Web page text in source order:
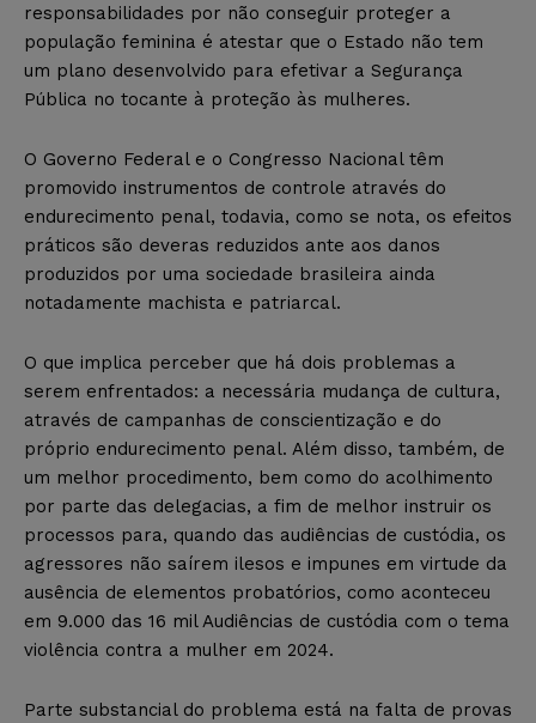
responsabilidades por não conseguir proteger a
população feminina é atestar que o Estado não tem
um plano desenvolvido para efetivar a Segurança
Pública no tocante à proteção às mulheres.
O Governo Federal e o Congresso Nacional têm
promovido instrumentos de controle através do
endurecimento penal, todavia, como se nota, os efeitos
práticos são deveras reduzidos ante aos danos
produzidos por uma sociedade brasileira ainda
notadamente machista e patriarcal.
O que implica perceber que há dois problemas a
serem enfrentados: a necessária mudança de cultura,
através de campanhas de conscientização e do
próprio endurecimento penal. Além disso, também, de
um melhor procedimento, bem como do acolhimento
por parte das delegacias, a fim de melhor instruir os
processos para, quando das audiências de custódia, os
agressores não saírem ilesos e impunes em virtude da
ausência de elementos probatórios, como aconteceu
em 9.000 das 16 mil Audiências de custódia com o tema
violência contra a mulher em 2024.
Parte substancial do problema está na falta de provas